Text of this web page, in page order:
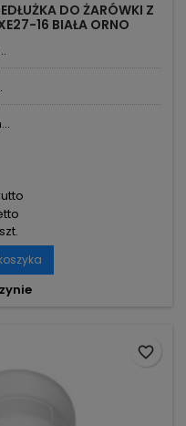
DO ŻARÓWKI Z
16 BIAŁA ORNO
favorite_border